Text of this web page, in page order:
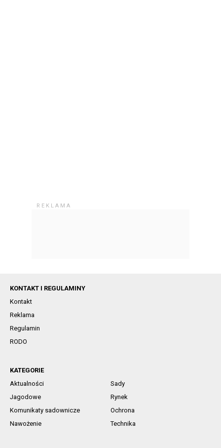
KONTAKT I REGULAMINY
Kontakt
Reklama
Regulamin
RODO
KATEGORIE
Aktualności
Sady
Jagodowe
Rynek
Komunikaty sadownicze
Ochrona
Nawożenie
Technika